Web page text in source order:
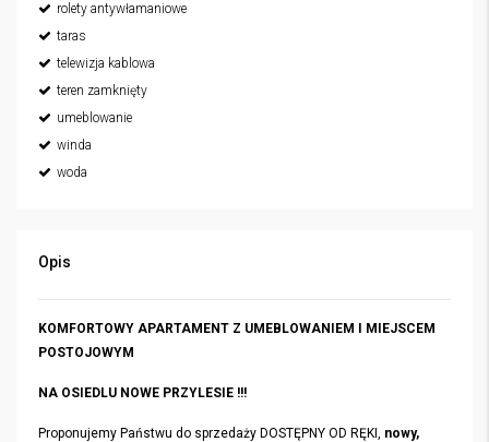
rolety antywłamaniowe
taras
telewizja kablowa
teren zamknięty
umeblowanie
winda
woda
Opis
KOMFORTOWY APARTAMENT Z UMEBLOWANIEM I MIEJSCEM
POSTOJOWYM
NA OSIEDLU NOWE PRZYLESIE !!!
Proponujemy Państwu do sprzedaży DOSTĘPNY OD RĘKI, nowy,